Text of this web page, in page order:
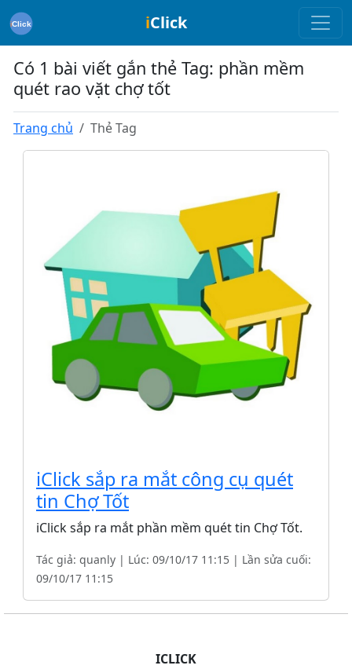
iClick
Có 1 bài viết gắn thẻ Tag: phần mềm
quét rao vặt chợ tốt
Trang chủ Thẻ Tag
iClick sắp ra mắt công cụ quét
tin Chợ Tốt
iClick sắp ra mắt phần mềm quét tin Chợ Tốt.
Tác giả: quanly | Lúc: 09/10/17 11:15 | Lần sửa cuối:
09/10/17 11:15
ICLICK